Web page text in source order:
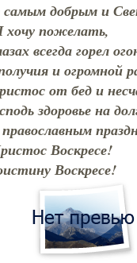
самым добрым и
хочу пожелать,
всегда горел
и огромной
от бед и
здоровье на
Воскресе!
Воскресе!